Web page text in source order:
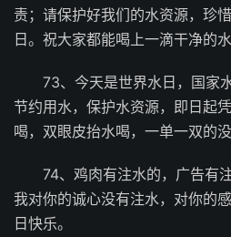
责；请保护好我们的水资源，珍
日。祝大家都能喝上一滴干净的水
73、今天是世界水日，国家
节约用水，保护水资源，即日起
喝，双眼皮抬水喝，一单一双的
74、鸡肉有注水的，广告有
我对你的诚心没有注水，对你的
日快乐。